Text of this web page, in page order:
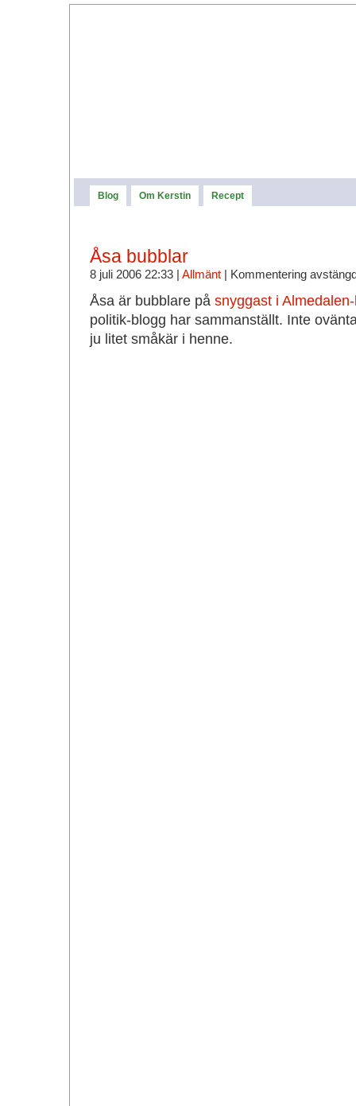
Blog Om Kerstin Recept
Åsa bubblar
8 juli 2006 22:33 | Allmänt| Kommentering
Åsa är bubblare på snyggast i
politik-blogg har sammanställt. Inte
ju litet småkär i henne.